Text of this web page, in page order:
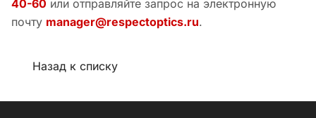
40-60 или отправляйте запрос на электронную
почту manager@respectoptics.ru.
Назад к списку